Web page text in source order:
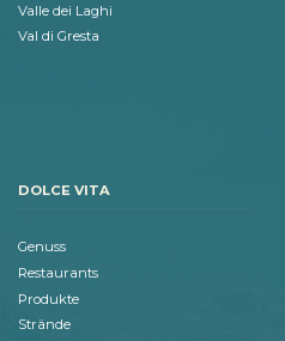
Valle dei Laghi
Val di Gresta
DOLCE VITA
Genuss
Restaurants
Produkte
Strände